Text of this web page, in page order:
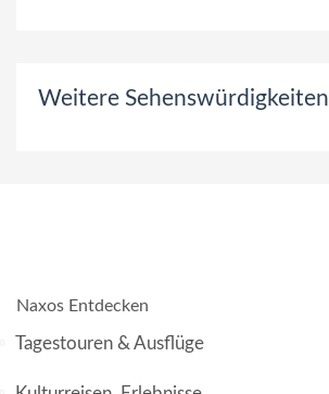
Weitere Sehenswürdigkeiten
Naxos Entdecken
Tagestouren & Ausflüge